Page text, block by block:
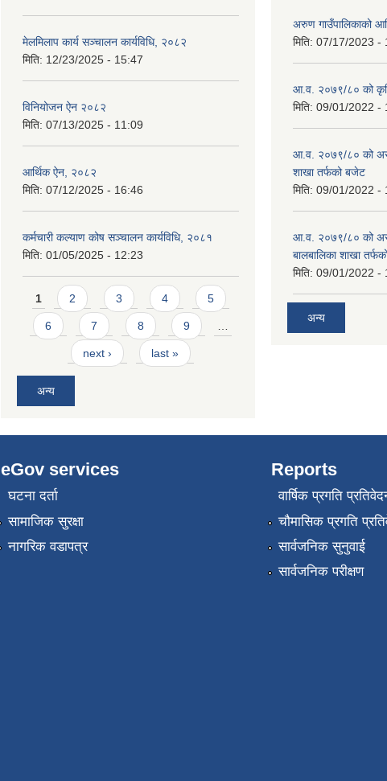
मेलमिलाप कार्य सञ्चालन कार्यविधि, २०८२
मिति: 12/23/2025 - 15:47
विनियोजन ऐन २०८२
मिति: 07/13/2025 - 11:09
आर्थिक ऐन, २०८२
मिति: 07/12/2025 - 16:46
कर्मचारी कल्याण कोष सञ्चालन कार्यविधि, २०८१
मिति: 01/05/2025 - 12:23
Pages
1 2 3 4 5
6 7 8 9 …
next › last »
अन्य
अरुण गाउँपालिकाको
मिति: 07/17/2023 -
आ.व. २०७९/८० को
मिति: 09/01/2022 -
आ.व. २०७९/८० को
शाखा तर्फको बजेट
मिति: 09/01/2022 -
आ.व. २०७९/८० को
बालबालिका शाखा
मिति: 09/01/2022 -
अन्य
eGov services
घटना दर्ता
सामाजिक सुरक्षा
नागरिक वडापत्र
Reports
वार्षिक प्रगति
चौमासिक प्रगति
सार्वजनिक सुनुवाई
सार्वजनिक परीक्षण